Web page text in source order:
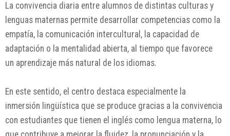
La convivencia diaria entre alumnos de distintas culturas y
lenguas maternas permite desarrollar competencias como la
empatía, la comunicación intercultural, la capacidad de
adaptación o la mentalidad abierta, al tiempo que favorece
un aprendizaje más natural de los idiomas.
En este sentido, el centro destaca especialmente la
inmersión lingüística que se produce gracias a la convivencia
con estudiantes que tienen el inglés como lengua materna, lo